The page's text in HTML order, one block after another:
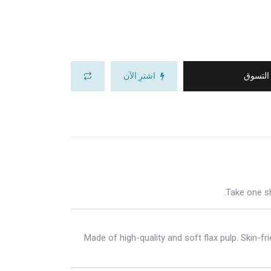
التسوق اشترِ الآن
Take one
Made of high-quality and soft flax pulp. Skin-